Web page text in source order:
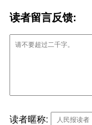
读者留言反馈:
读者暱称: